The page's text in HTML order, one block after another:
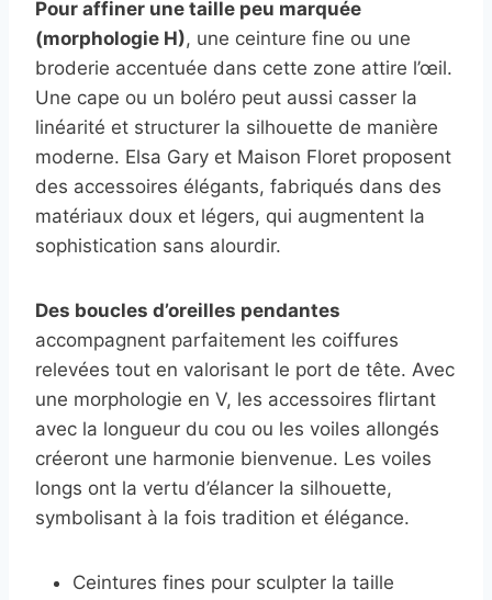
Pour affiner une taille peu marquée
(morphologie H), une ceinture fine ou une
broderie accentuée dans cette zone attire l’œil.
Une cape ou un boléro peut aussi casser la
linéarité et structurer la silhouette de manière
moderne. Elsa Gary et Maison Floret proposent
des accessoires élégants, fabriqués dans des
matériaux doux et légers, qui augmentent la
sophistication sans alourdir.
Des boucles d’oreilles pendantes
accompagnent parfaitement les coiffures
relevées tout en valorisant le port de tête. Avec
une morphologie en V, les accessoires flirtant
avec la longueur du cou ou les voiles allongés
créeront une harmonie bienvenue. Les voiles
longs ont la vertu d’élancer la silhouette,
symbolisant à la fois tradition et élégance.
Ceintures fines pour sculpter la taille